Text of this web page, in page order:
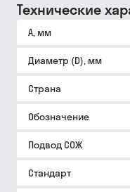
Технические
A, мм
Диаметр (D), мм
Страна
Обозначение
Подвод СОЖ
Стандарт